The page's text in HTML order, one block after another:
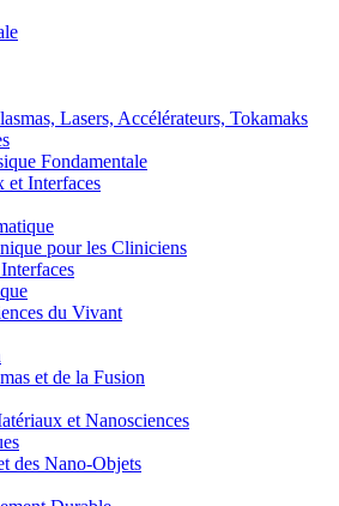
Lasers, Accélérateurs, Tokamaks
Fondamentale
Interfaces
pour les Cliniciens
du Vivant
et de la Fusion
et Nanosciences
des Nano-Objets